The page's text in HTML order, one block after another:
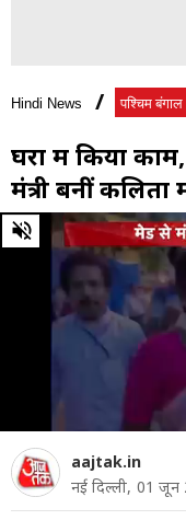
Hindi News पश्चिम बंगाल
घरों में क‍िया
मंत्री बनीं
0
of
seconds
aajtak.in
नई दिल्ली, 01 जून